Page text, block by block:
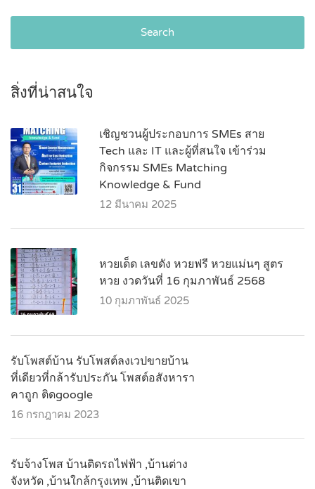
Search
สิ่งที่น่าสนใจ
เชิญชวนผู้ประกอบการ SMEs สาย
Tech และ IT และผู้ที่สนใจ เข้าร่วม
กิจกรรม SMEs Matching
Knowledge & Fund
12 มีนาคม 2025
หวยเด็ด เลขดัง หวยฟรี หวยแม่นๆ สูตร
หวย งวดวันที่ 16 กุมภาพันธ์ 2568
10 กุมภาพันธ์ 2025
รับโพสต์บ้าน รับโพสต์ลงเวปขายบ้าน
ที่เดียวที่กล้ารับประกัน โพสต์อสังหารา
คาถูก ติดgoogle
16 กรกฎาคม 2023
รับจ้างโพส บ้านติดรถไฟฟ้า ,บ้านต่าง
จังหวัด ,บ้านใกล้กรุงเทพ ,บ้านติดเขา